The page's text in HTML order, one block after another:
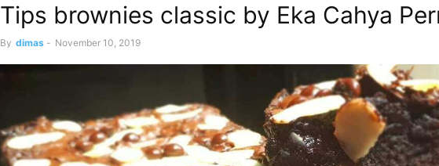
Tips brownies classic by Eka Cahya
By dimas - November 10, 2019